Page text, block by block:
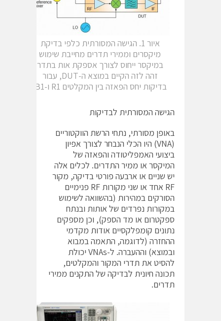
איור 1. הגישה המסורתית כלפי בדיקת
מיקסרים וממירי תדרים מחייבת שימוש
במיקסר ייחוס לצורך אספקת אות בתדר
זהה לזה הקיים במוצא ה-DUT, עבור
בדיקות יחס הפאזה בין המקלטים R1 ו-B1.
הגישה המסורתית לבדיקות
באופן מסורתי, נתחי הרשת הווקטוריים
(VNA) היו הכלי הנבחר לצורך אפיון
ביצועי האמפליטודה והפאזה של
המיקסר או ממיר התדרים. לכלים אלה
יש שניים או ארבעה פורטי בדיקה, מקור
RF אחד או שני מקורות RF פנימיים
הסורקים במהירות (בהשוואה לשימוש
במקורות נפרדים של אותות ובנתח
ספקטרום או מד הספק), וכן מספקים
נתונים קומפלקסיים אודות מקדמי
ההחזרה (לדוגמה, התאמה במבוא
ובמוצא) וההעברה. ל-VNAs יכולת
להסיט את תדרי המקור והמקלטים,
תכונה חיונית לבדיקה של התקנים ממירי
תדרים.